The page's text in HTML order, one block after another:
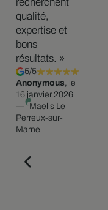
qualité,
expertise et
bons
résultats. »
5/5
Anonymous, le
16 janvier 2026
— Maelis Le
Perreux-sur-
Marne